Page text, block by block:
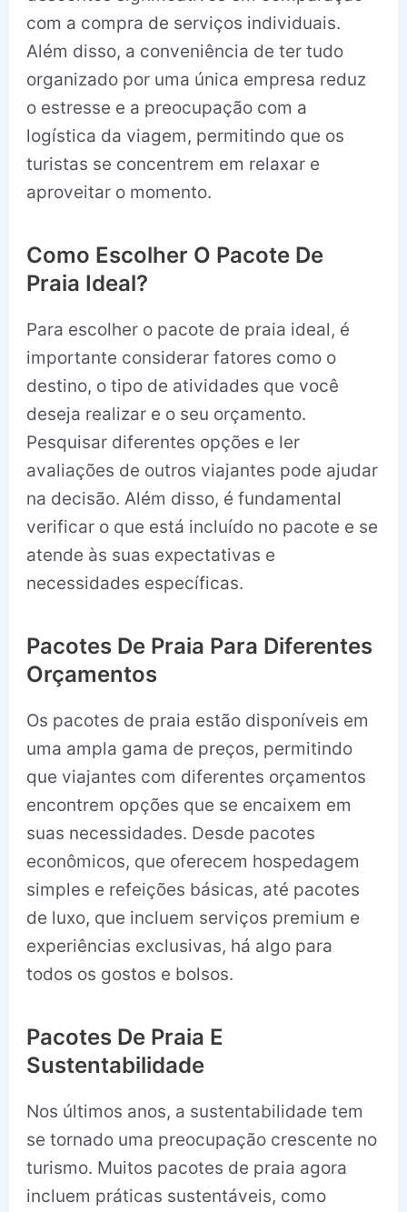
com a compra de serviços individuais.
Além disso, a conveniência de ter tudo
organizado por uma única empresa reduz
o estresse e a preocupação com a
logística da viagem, permitindo que os
turistas se concentrem em relaxar e
aproveitar o momento.
Como Escolher O Pacote De
Praia Ideal?
Para escolher o pacote de praia ideal, é
importante considerar fatores como o
destino, o tipo de atividades que você
deseja realizar e o seu orçamento.
Pesquisar diferentes opções e ler
avaliações de outros viajantes pode ajudar
na decisão. Além disso, é fundamental
verificar o que está incluído no pacote e se
atende às suas expectativas e
necessidades específicas.
Pacotes De Praia Para Diferentes
Orçamentos
Os pacotes de praia estão disponíveis em
uma ampla gama de preços, permitindo
que viajantes com diferentes orçamentos
encontrem opções que se encaixem em
suas necessidades. Desde pacotes
econômicos, que oferecem hospedagem
simples e refeições básicas, até pacotes
de luxo, que incluem serviços premium e
experiências exclusivas, há algo para
todos os gostos e bolsos.
Pacotes De Praia E
Sustentabilidade
Nos últimos anos, a sustentabilidade tem
se tornado uma preocupação crescente no
turismo. Muitos pacotes de praia agora
incluem práticas sustentáveis, como